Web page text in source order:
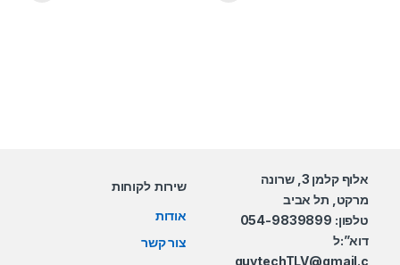
אלוף קלמן 3, שרונה
מרקט, תל אביב
טלפון: 054-9839899
דוא”:ל
guytechTLV@gmail.c
שירות לקוחות
אודות
צור קשר